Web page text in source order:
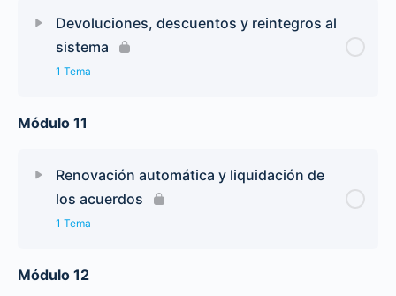
Devoluciones, descuentos y reintegros al
sistema
1 Tema
Módulo 11
Renovación automática y liquidación de
los acuerdos
1 Tema
Módulo 12